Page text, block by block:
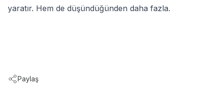
yaratır. Hem de düşündüğünden daha fazla.
Paylaş